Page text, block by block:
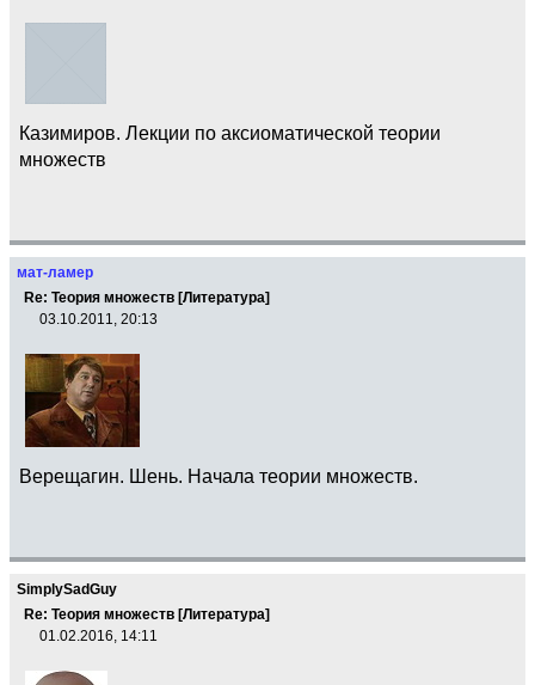
Казимиров. Лекции по аксиоматической теории
множеств
мат-ламер
Re: Теория множеств [Литература]
03.10.2011, 20:13
Верещагин. Шень. Начала теории множеств.
SimplySadGuy
Re: Теория множеств [Литература]
01.02.2016, 14:11